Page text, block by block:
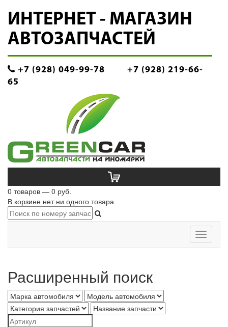
ИНТЕРНЕТ - МАГАЗИН
АВТОЗАПЧАСТЕЙ
+7 (928) 049-99-78
+7 (928) 219-66-
65
0 товаров — 0 руб.
В корзине нет ни одного товара
Toggle
Расширенный поиск